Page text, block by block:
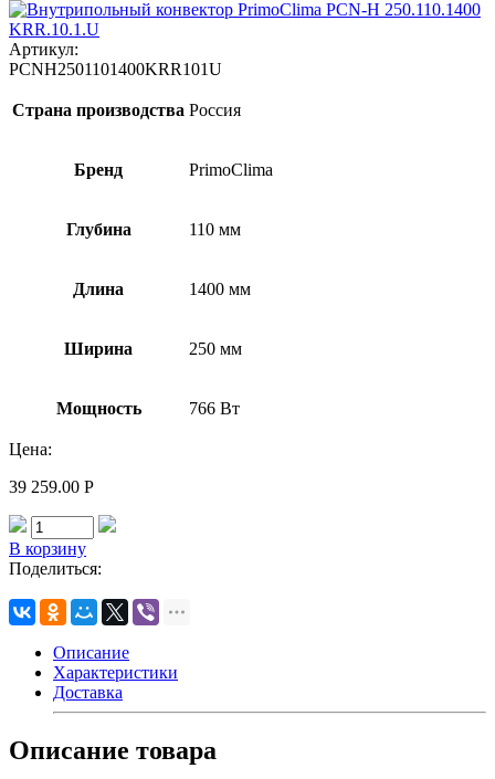
Артикул:
PCNH2501101400KRR101U
Страна производства Россия
Бренд PrimoClima
Глубина 110 мм
Длина 1400 мм
Ширина 250 мм
Мощность 766 Вт
Цена:
39 259.00 Р
В корзину
Поделиться:
Описание
Характеристики
Доставка
Описание товара